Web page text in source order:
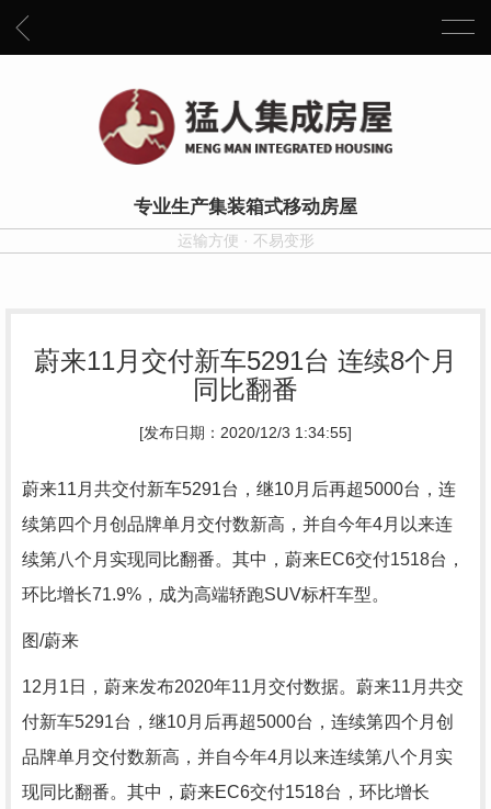
专业生产集装箱式移动房屋
运输方便 · 不易变形
蔚来11月交付新车5291台 连续8个月
同比翻番
[发布日期：2020/12/3 1:34:55]
蔚来11月共交付新车5291台，继10月后再超5000台，连
续第四个月创品牌单月交付数新高，并自今年4月以来连
续第八个月实现同比翻番。其中，蔚来EC6交付1518台，
环比增长71.9%，成为高端轿跑SUV标杆车型。
图/蔚来
12月1日，蔚来发布2020年11月交付数据。蔚来11月共交
付新车5291台，继10月后再超5000台，连续第四个月创
品牌单月交付数新高，并自今年4月以来连续第八个月实
现同比翻番。其中，蔚来EC6交付1518台，环比增长